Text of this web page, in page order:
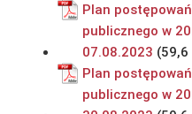
Plan
publicznego w
07.08.2023
Plan
publicznego w